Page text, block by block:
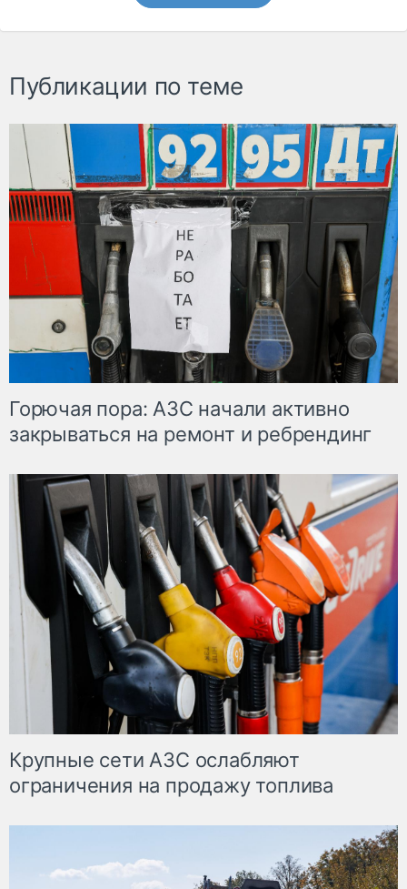
Публикации по теме
Горючая пора: АЗС начали активно
закрываться на ремонт и ребрендинг
Крупные сети АЗС ослабляют
ограничения на продажу топлива